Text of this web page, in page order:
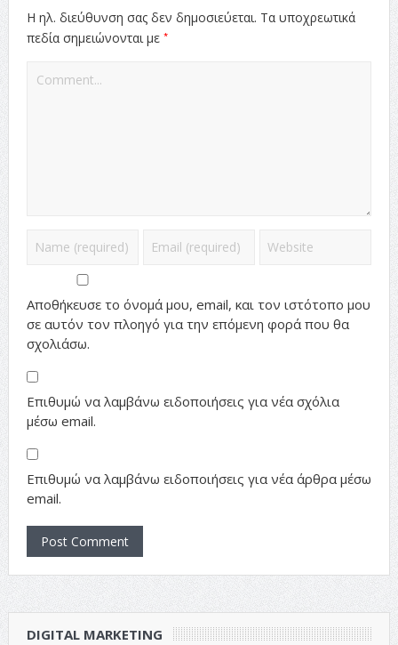
Η ηλ. διεύθυνση σας δεν δημοσιεύεται. Τα υποχρεωτικά
πεδία σημειώνονται με *
Αποθήκευσε το όνομά μου, email, και τον ιστότοπο μου
σε αυτόν τον πλοηγό για την επόμενη φορά που θα
σχολιάσω.
Επιθυμώ να λαμβάνω ειδοποιήσεις για νέα σχόλια
μέσω email.
Επιθυμώ να λαμβάνω ειδοποιήσεις για νέα άρθρα μέσω
email.
DIGITAL MARKETING